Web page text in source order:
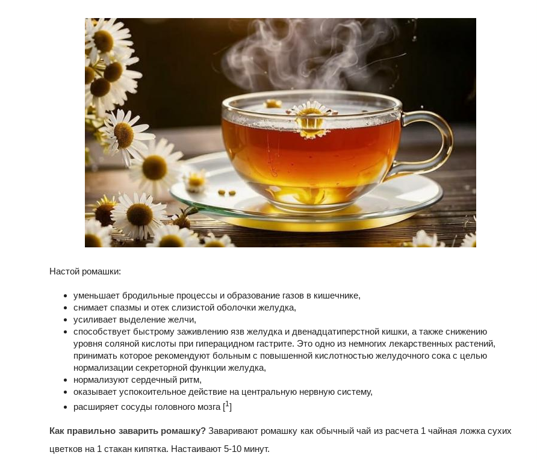
Настой ромашки:
уменьшает бродильные процессы и образование газов в кишечнике,
снимает спазмы и отек слизистой оболочки желудка,
усиливает выделение желчи,
способствует быстрому заживлению язв желудка и двенадцатиперстной кишки, а также снижению
уровня соляной кислоты при гиперацидном гастрите. Это одно из немногих лекарственных растений,
принимать которое рекомендуют больным с повышенной кислотностью желудочного сока с целью
нормализации секреторной функции желудка,
нормализуют сердечный ритм,
оказывает успокоительное действие на центральную нервную систему,
расширяет сосуды головного мозга [1]
Как правильно заварить ромашку?Заваривают ромашку как обычный чай из расчета 1 чайная ложка сухих
цветков на 1 стакан кипятка. Настаивают 5-10 минут.